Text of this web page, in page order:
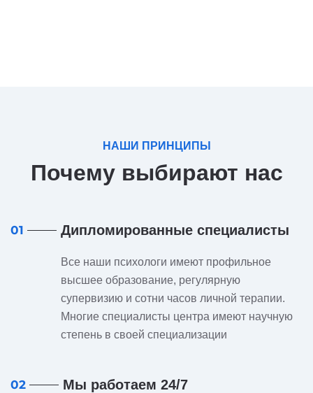
НАШИ ПРИНЦИПЫ
Почему выбирают нас
01 Дипломированные специалисты
Все наши психологи имеют профильное
высшее образование, регулярную
супервизию и сотни часов личной терапии.
Многие специалисты центра имеют научную
степень в своей специализации
02 Мы работаем 24/7